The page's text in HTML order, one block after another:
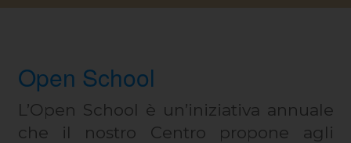
Open School
L’Open School è un’iniziativa annuale
che il nostro Centro propone agli